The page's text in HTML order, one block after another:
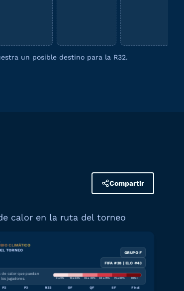
un posible destino para la R32.
Compartir
calor en la ruta del torneo
CLIMÁTICO
TORNEO
GRUPO F
FIFA #38 | ELO #43
de calor que puedan
jugadores.
0 a 9% 10 a 24% 25 a 49% 50 a 74% 75 a 89% 90%+
P2 P3 R32 OF QF SF Final